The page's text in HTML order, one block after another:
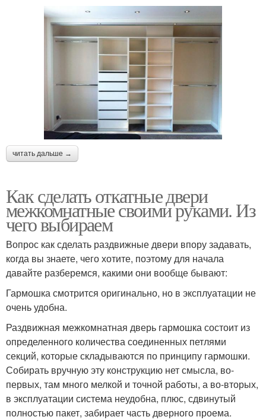
читать дальше →
Как сделать откатные двери
межкомнатные своими руками. Из
чего выбираем
Вопрос как сделать раздвижные двери впору задавать,
когда вы знаете, чего хотите, поэтому для начала
давайте разберемся, какими они вообще бывают:
Гармошка смотрится оригинально, но в эксплуатации не
очень удобна.
Раздвижная межкомнатная дверь гармошка состоит из
определенного количества соединенных петлями
секций, которые складываются по принципу гармошки.
Собирать вручную эту конструкцию нет смысла, во-
первых, там много мелкой и точной работы, а во-вторых,
в эксплуатации система неудобна, плюс, сдвинутый
полностью пакет, забирает часть дверного проема.